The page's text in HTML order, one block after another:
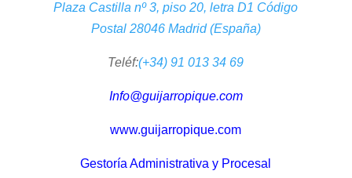
Plaza Castilla nº 3, piso 20, letra D1 Código
Postal 28046 Madrid (España)
Teléf:(+34) 91 013 34 69
Info@guijarropique.com
www.guijarropique.com
Gestoría Administrativa y Procesal